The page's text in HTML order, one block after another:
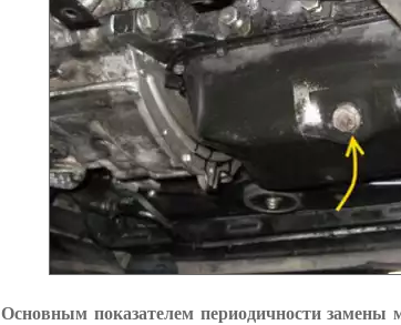
Основным показателем периодичности замены